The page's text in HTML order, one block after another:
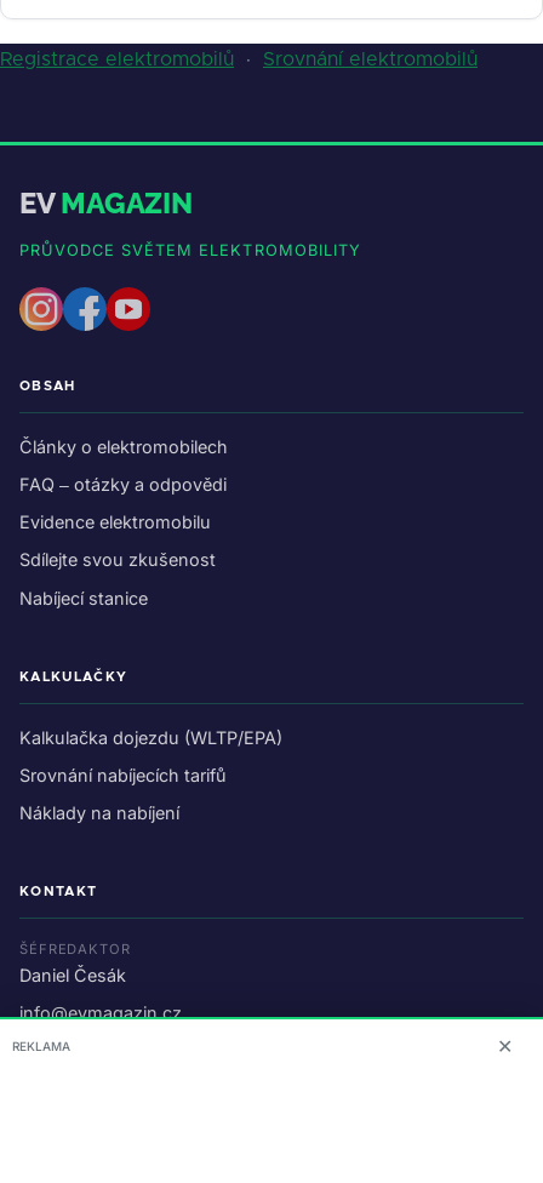
Registrace elektromobilů · Srovnání elektromobilů
EVMAGAZIN
PRŮVODCE SVĚTEM ELEKTROMOBILITY
OBSAH
Články o elektromobilech
FAQ – otázky a odpovědi
Evidence elektromobilu
Sdílejte svou zkušenost
Nabíjecí stanice
KALKULAČKY
Kalkulačka dojezdu (WLTP/EPA)
Srovnání nabíjecích tarifů
Náklady na nabíjení
KONTAKT
ŠÉFREDAKTOR
Daniel Česák
info@evmagazin.cz
O nás
REKLAMA ✕